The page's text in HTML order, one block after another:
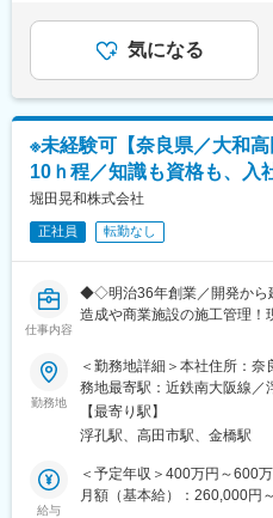
・奈良県中部エリアを中心
・自社案件・下請け中心で
・未経験から施工管理に挑戦
・月平均残業約10時間でワ
変更の範囲：会社の定める業
す。
■職務内容
厳選されており、落ち着いた
■業務詳細：
・現場管理・工程管理
・書類作成、見積作成
・CADを用いた図面確認・調
・その他、施工管理業務全般
5名体制（70代：1名／60代
※ベテラン層が中心となって
スムーズ
で協力的で面倒見の良いメン
■働き方・環境について
までも目安の金額であり、
す。月給(月額)は固定手当を
気になる
※未経験可【奈良県／大和
10ｈ程／知識も資格も、入
堀田晃和株式会社
正社員 転勤なし
仕事内容
◆◇明治36年創業／開発から
造成や商業施設の施工管理！
■概要：
堀田晃和株式会社は明治36年
る社会のニーズに応えてきま
部」・鉄の加工をする「加工
務部」・奈良県中部エリア
物の施工を担当する「建設事
ます。
勤務地
＜勤務地詳細＞本社住所：
務地最寄駅：近鉄南大阪線／
変更の範囲：会社の定める事
【最寄り駅】
浮孔駅、高田市駅、金橋駅
給与
＜予定年収＞400万円～600
月額（基本給）：260,000円